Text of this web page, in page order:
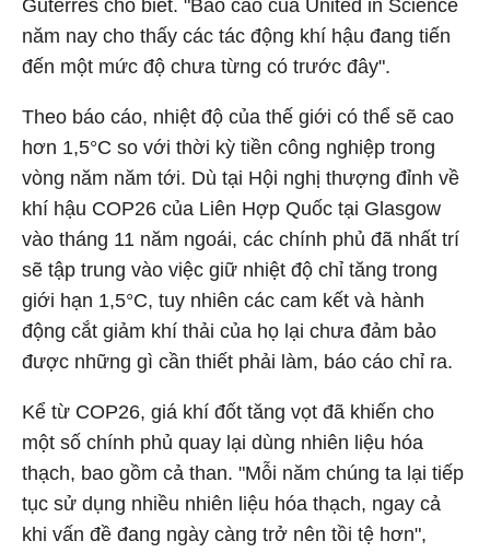
Guterres cho biết. "Báo cáo của United in Science
năm nay cho thấy các tác động khí hậu đang tiến
đến một mức độ chưa từng có trước đây".
Theo báo cáo, nhiệt độ của thế giới có thể sẽ cao
hơn 1,5°C so với thời kỳ tiền công nghiệp trong
vòng năm năm tới. Dù tại Hội nghị thượng đỉnh về
khí hậu COP26 của Liên Hợp Quốc tại Glasgow
vào tháng 11 năm ngoái, các chính phủ đã nhất trí
sẽ tập trung vào việc giữ nhiệt độ chỉ tăng trong
giới hạn 1,5°C, tuy nhiên các cam kết và hành
động cắt giảm khí thải của họ lại chưa đảm bảo
được những gì cần thiết phải làm, báo cáo chỉ ra.
Kể từ COP26, giá khí đốt tăng vọt đã khiến cho
một số chính phủ quay lại dùng nhiên liệu hóa
thạch, bao gồm cả than. "Mỗi năm chúng ta lại tiếp
tục sử dụng nhiều nhiên liệu hóa thạch, ngay cả
khi vấn đề đang ngày càng trở nên tồi tệ hơn",